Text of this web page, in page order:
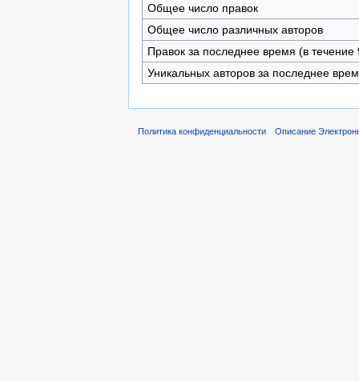
Общее число правок
Общее число различных авторов
Правок за последнее время (в течение
Уникальных авторов за последнее
Политика конфиденциальности Описание